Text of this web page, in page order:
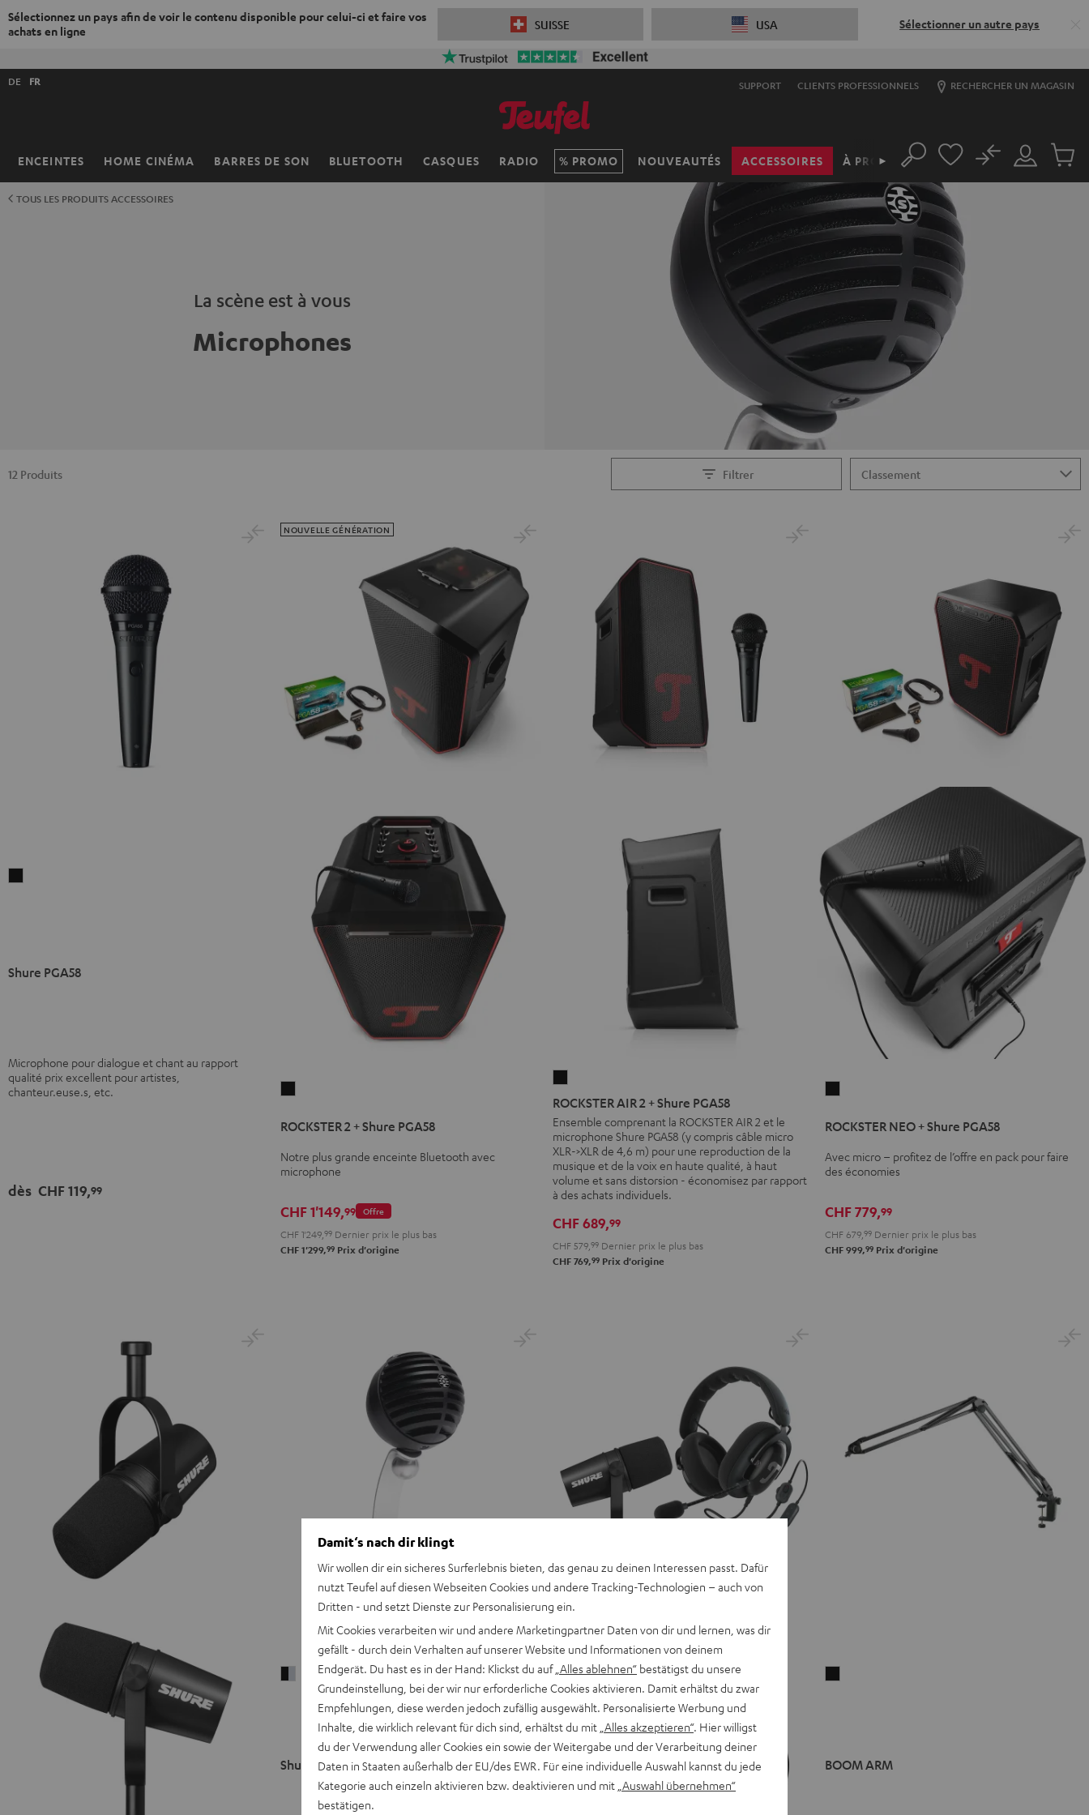
Sélectionnez un pays afin de voir le contenu disponible pour celui-ci et faire vos
achats en ligne
SUISSE USA Sélectionner un autre pays
SUPPORT CLIENTS PROFESSIONNELS RECHERCHER UN MAGASIN
ENCEINTES HOME CINÉMA BARRES DE SON BLUETOOTH CASQUES RADIO PROMO NOUVEAUTÉS ACCESSOIRES À PROPOS
Choisissez
DE FR
►
Page
Rechercher
Mon
compte
No
TOUS LES PRODUITS ACCESSOIRES
La scène est à vous
Microphones
Filtrer
12 Produits
Shure PGA58
Microphone pour dialogue et chant au rapport
qualité prix excellent pour artistes,
chanteur.euse.s, etc.
dès CHF 119,99
+
PGA58
ROCKSTER 2 + Shure PGA58
Notre plus grande enceinte Bluetooth avec
microphone
NOUVELLE GÉNÉRATION
Offre
CHF 1'149,99
CHF 1'249, 99 Dernier prix le plus bas
CHF 1'299,99 Prix d'origine
AIR
+
Shure
PGA58
Noir
ROCKSTER AIR 2 + Shure PGA58
Ensemble comprenant la ROCKSTER AIR 2 et le
microphone Shure PGA58 (y compris câble micro
XLR->XLR de 4,6 m) pour une reproduction de la
musique et de la voix en haute qualité, à haut
volume et sans distorsion - économisez par rapport
à des achats individuels.
CHF 689,99
CHF 579, 99 Dernier prix le plus bas
CHF 769,99 Prix d'origine
+
PGA58
ROCKSTER NEO + Shure PGA58
Avec micro – profitez de l’offre en pack pour faire
des économies
CHF 779,99
CHF 679, 99 Dernier prix le plus bas
CHF 999,99 Prix d'origine
Shure
MV5C
Argent
Shure MV5C BOOM ARM
Damit‘s nach dir klingt
Wir wollen dir ein sicheres Surferlebnis bieten, das genau zu deinen Interessen passt. Dafür
nutzt Teufel auf diesen Webseiten Cookies und andere Tracking-Technologien – auch von
Dritten - und setzt Dienste zur Personalisierung ein.
Mit Cookies verarbeiten wir und andere Marketingpartner Daten von dir und lernen, was dir
gefällt - durch dein Verhalten auf unserer Website und Informationen von deinem
Endgerät. Du hast es in der Hand: Klickst du auf „Alles ablehnen“ bestätigst du unsere
Grundeinstellung, bei der wir nur erforderliche Cookies aktivieren. Damit erhältst du zwar
Empfehlungen, diese werden jedoch zufällig ausgewählt. Personalisierte Werbung und
Inhalte, die wirklich relevant für dich sind, erhältst du mit „Alles akzeptieren“. Hier willigst
du der Verwendung aller Cookies ein sowie der Weitergabe und der Verarbeitung deiner
Daten in Staaten außerhalb der EU/des EWR. Für eine individuelle Auswahl kannst du jede
Kategorie auch einzeln aktivieren bzw. deaktivieren und mit „Auswahl übernehmen“
bestätigen.